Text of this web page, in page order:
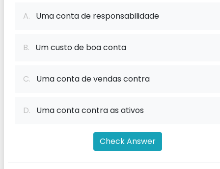
A. Uma conta de responsabilidade
B. Um custo de boa conta
C. Uma conta de vendas contra
D. Uma conta contra as ativos
Check Answer